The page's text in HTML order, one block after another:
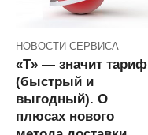
НОВОСТИ СЕРВИСА
«Т» — значит тариф
(быстрый и
выгодный). О
плюсах нового